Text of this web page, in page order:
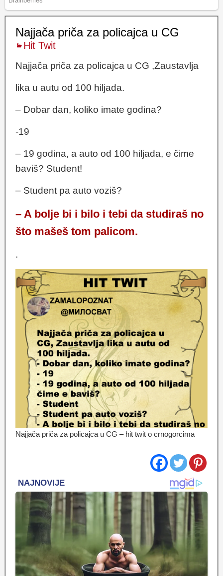
Najjača priča za policajca u CG
Hit Twit
Najjača priča za policajca u CG ,Zaustavlja
lika u autu od 100 hiljada.
– Dobar dan, koliko imate godina?
-19
– 19 godina, a auto od 100 hiljada, e čime
baviš? Student!
– Student pa auto voziš?
– A bolje bi i bilo i tebi da studiraš no
što mašeš tom palicom.
.
Najjača priča za policajca u CG – hit twit o crnogorcima